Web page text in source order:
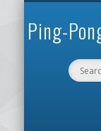
Ping-